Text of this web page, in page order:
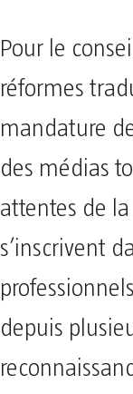
Pour le
réformes
mandature
des médias
attentes de
s’inscrivent
depuis